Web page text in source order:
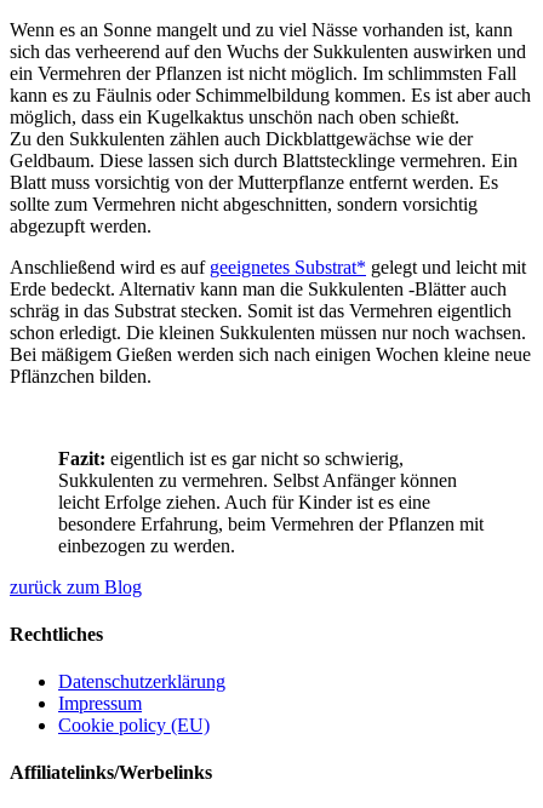
Wenn es an Sonne mangelt und zu viel Nässe vorhanden ist, kann
sich das verheerend auf den Wuchs der Sukkulenten auswirken und
ein Vermehren der Pflanzen ist nicht möglich. Im schlimmsten Fall
kann es zu Fäulnis oder Schimmelbildung kommen. Es ist aber auch
möglich, dass ein Kugelkaktus unschön nach oben schießt.
Zu den Sukkulenten zählen auch Dickblattgewächse wie der
Geldbaum. Diese lassen sich durch Blattstecklinge vermehren. Ein
Blatt muss vorsichtig von der Mutterpflanze entfernt werden. Es
sollte zum Vermehren nicht abgeschnitten, sondern vorsichtig
abgezupft werden.
Anschließend wird es auf geeignetes Substrat* gelegt und leicht mit
Erde bedeckt. Alternativ kann man die Sukkulenten -Blätter auch
schräg in das Substrat stecken. Somit ist das Vermehren eigentlich
schon erledigt. Die kleinen Sukkulenten müssen nur noch wachsen.
Bei mäßigem Gießen werden sich nach einigen Wochen kleine neue
Pflänzchen bilden.
Fazit: eigentlich ist es gar nicht so schwierig,
Sukkulenten zu vermehren. Selbst Anfänger können
leicht Erfolge ziehen. Auch für Kinder ist es eine
besondere Erfahrung, beim Vermehren der Pflanzen mit
einbezogen zu werden.
zurück zum Blog
Rechtliches
Datenschutzerklärung
Impressum
Cookie policy (EU)
Affiliatelinks/Werbelinks